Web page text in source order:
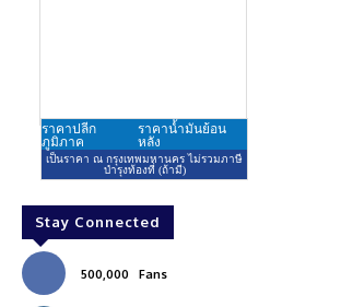
Stay Connected
500,000 Fans